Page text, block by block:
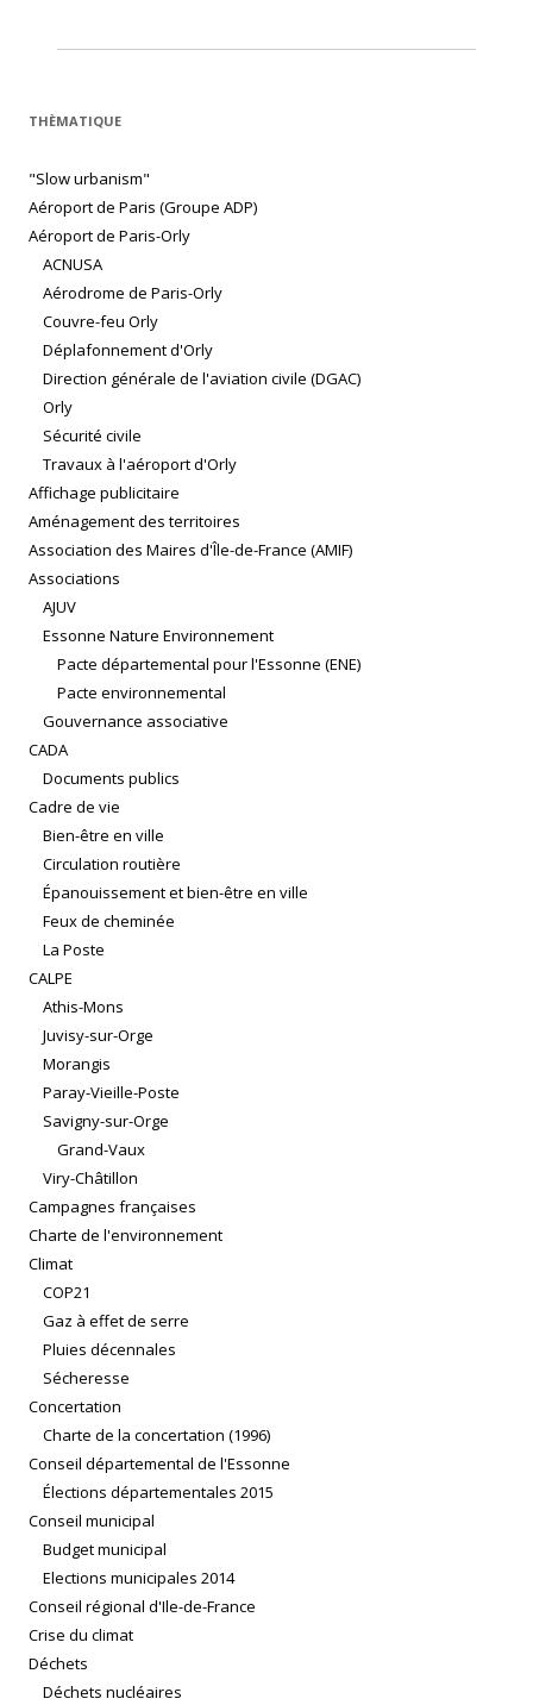
THÈMATIQUE
"Slow urbanism"
Aéroport de Paris (Groupe ADP)
Aéroport de Paris-Orly
ACNUSA
Aérodrome de Paris-Orly
Couvre-feu Orly
Déplafonnement d'Orly
Direction générale de l'aviation civile (DGAC)
Orly
Sécurité civile
Travaux à l'aéroport d'Orly
Affichage publicitaire
Aménagement des territoires
Association des Maires d'Île-de-France (AMIF)
Associations
AJUV
Essonne Nature Environnement
Pacte départemental pour l'Essonne (ENE)
Pacte environnemental
Gouvernance associative
CADA
Documents publics
Cadre de vie
Bien-être en ville
Circulation routière
Épanouissement et bien-être en ville
Feux de cheminée
La Poste
CALPE
Athis-Mons
Juvisy-sur-Orge
Morangis
Paray-Vieille-Poste
Savigny-sur-Orge
Grand-Vaux
Viry-Châtillon
Campagnes françaises
Charte de l'environnement
Climat
COP21
Gaz à effet de serre
Pluies décennales
Sécheresse
Concertation
Charte de la concertation (1996)
Conseil départemental de l'Essonne
Élections départementales 2015
Conseil municipal
Budget municipal
Elections municipales 2014
Conseil régional d'Ile-de-France
Crise du climat
Déchets
Déchets nucléaires